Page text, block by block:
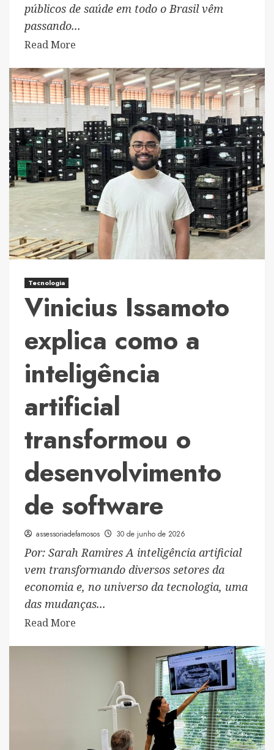
públicos de saúde em todo o Brasil vêm
passando...
Read More
about
Modernização
da
rede
hospitalar
reforça
papel
estratégico
da
infraestrutura
saúde
Tecnologia
Vinicius Issamoto
explica como a
inteligência
artificial
transformou o
desenvolvimento
de software
assessoriadefamosos 30 de junho de 2026
Por: Sarah Ramires A inteligência artificial
vem transformando diversos setores da
economia e, no universo da tecnologia, uma
das mudanças...
Read More
Issamoto
como
inteligência